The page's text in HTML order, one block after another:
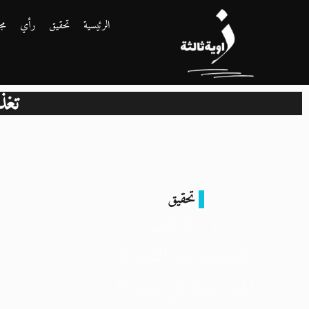
الرئيسية تحقيق رأي
تحقيق